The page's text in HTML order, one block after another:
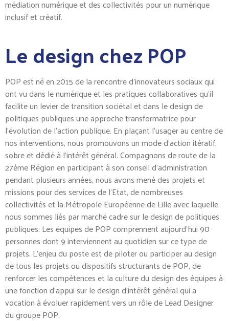
médiation numérique et des collectivités pour unnumérique
inclusif et créatif.
Le design chez POP
POP est né en 2015 de la rencontre d’innovateurs sociaux qui
ont vu dans le numérique et les pratiques collaboratives qu’il
facilite un levier de transition sociétal et dans le design de
politiques publiques une approche transformatrice pour
l’évolution de l’action publique. En plaçant l’usager au centre de
nos interventions, nous promouvons un mode d’action itératif,
sobre et dédié à l’intérêt général. Compagnons de route de la
27ème Région en participant à son conseil d’administration
pendant plusieurs années, nous avons mené des projets et
missions pour des services de l’Etat, de nombreuses
collectivités et la Métropole Européenne de Lille avec laquelle
nous sommes liés par marché cadre sur le design de politiques
publiques. Les équipes de POP comprennent aujourd’hui 90
personnes dont 9 interviennent au quotidien sur ce type de
projets. L’enjeu du poste est de piloter ou participer au design
de tous les projets ou dispositifs structurants de POP, de
renforcer les compétences et la culture du design des équipes à
une fonction d’appui sur le design d’intérêt général qui a
vocation à évoluer rapidement vers un rôle de Lead Designer
du groupe POP.